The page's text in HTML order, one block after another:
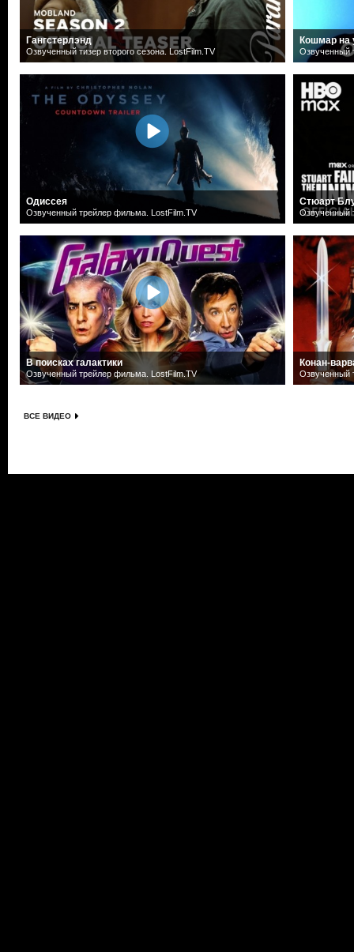
Гангстерлэнд
Озвученный тизер второго сезона. LostFilm.TV
Одиссея
Озвученный трейлер фильма. LostFilm.TV
В поисках галактики
Озвученный трейлер фильма. LostFilm.TV
Кошмар на
Озвученный
Стюарт
Озвученный
Конан-
Озвученный
ВСЕ ВИДЕО